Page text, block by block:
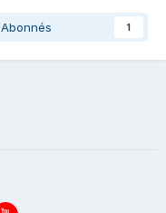
Abonnés 1